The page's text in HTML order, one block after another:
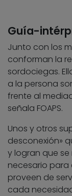
Guía-
Junto con los
conforman la
sordociegas.
a la persona
frente al
señala FOAPS.
Unos y otros
desconexión»
y logran que
necesario
proveen de
cada